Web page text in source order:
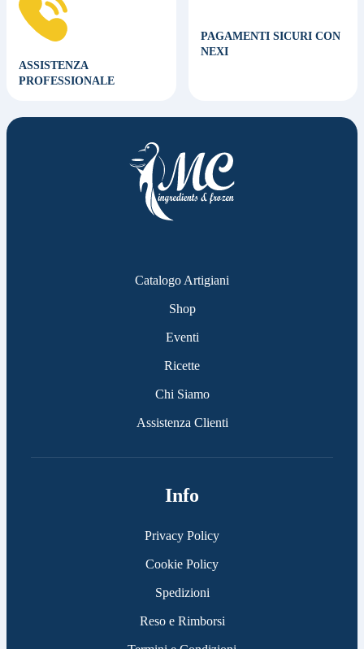
ASSISTENZA
PROFESSIONALE
PAGAMENTI SICURI CON
NEXI
Catalogo Artigiani
Shop
Eventi
Ricette
Chi Siamo
Assistenza Clienti
Info
Privacy Policy
Cookie Policy
Spedizioni
Reso e Rimborsi